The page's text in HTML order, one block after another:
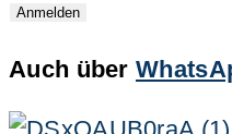
Auch über